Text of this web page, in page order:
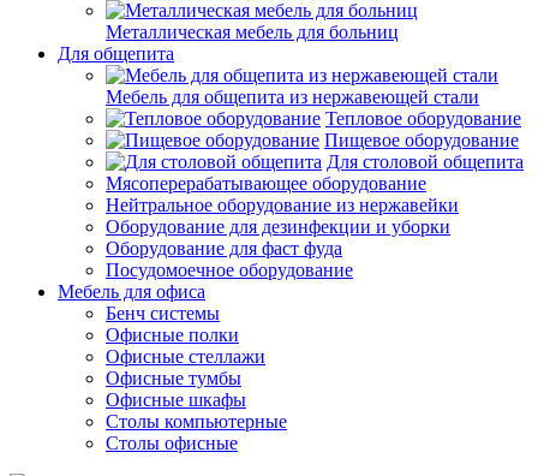
Металлическая мебель для больниц
Для общепита
Мебель для общепита из нержавеющей стали
Тепловое оборудование
Пищевое оборудование
Для столовой общепита
Мясоперерабатывающее оборудование
Нейтральное оборудование из нержавейки
Оборудование для дезинфекции и уборки
Оборудование для фаст фуда
Посудомоечное оборудование
Мебель для офиса
Бенч системы
Офисные полки
Офисные стеллажи
Офисные тумбы
Офисные шкафы
Столы компьютерные
Столы офисные